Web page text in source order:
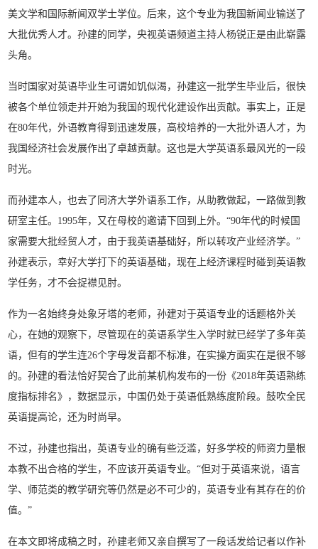
美文学和国际新闻双学士学位。后来，这个专业为我国新闻业输送了
大批优秀人才。孙建的同学，央视英语频道主持人杨锐正是由此崭露
头角。
当时国家对英语毕业生可谓如饥似渴，孙建这一批学生毕业后，很快
被各个单位领走并开始为我国的现代化建设作出贡献。事实上，正是
在80年代，外语教育得到迅速发展，高校培养的一大批外语人才，为
我国经济社会发展作出了卓越贡献。这也是大学英语系最风光的一段
时光。
而孙建本人，也去了同济大学外语系工作，从助教做起，一路做到教
研室主任。1995年，又在母校的邀请下回到上外。“90年代的时候国
家需要大批经贸人才，由于我英语基础好，所以转攻产业经济学。”
孙建表示，幸好大学打下的英语基础，现在上经济课程时碰到英语教
学任务，才不会捉襟见肘。
作为一名始终身处象牙塔的老师，孙建对于英语专业的话题格外关
心，在她的观察下，尽管现在的英语系学生入学时就已经学了多年英
语，但有的学生连26个字母发音都不标准，在实操方面实在是很不够
的。孙建的看法恰好契合了此前某机构发布的一份《2018年英语熟练
度指标排名》，数据显示，中国仍处于英语低熟练度阶段。鼓吹全民
英语提高论，还为时尚早。
不过，孙建也指出，英语专业的确有些泛滥，好多学校的师资力量根
本教不出合格的学生，不应该开英语专业。“但对于英语来说，语言
学、师范类的教学研究等仍然是必不可少的，英语专业有其存在的价
值。”
在本文即将成稿之时，孙建老师又亲自撰写了一段话发给记者以作补